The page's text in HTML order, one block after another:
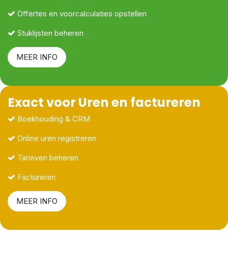
Offertes en voorcalculaties opstellen
Stuklijsten beheren
MEER INFO
Exact voor Uren en factureren
Boekhouding & CRM
Online uren registreren
Tarieven beheren
Factureren
MEER INFO